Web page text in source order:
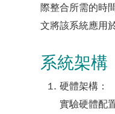
際整合所需的時
文將該系統應用
系統架構
硬體架構：
實驗硬體配